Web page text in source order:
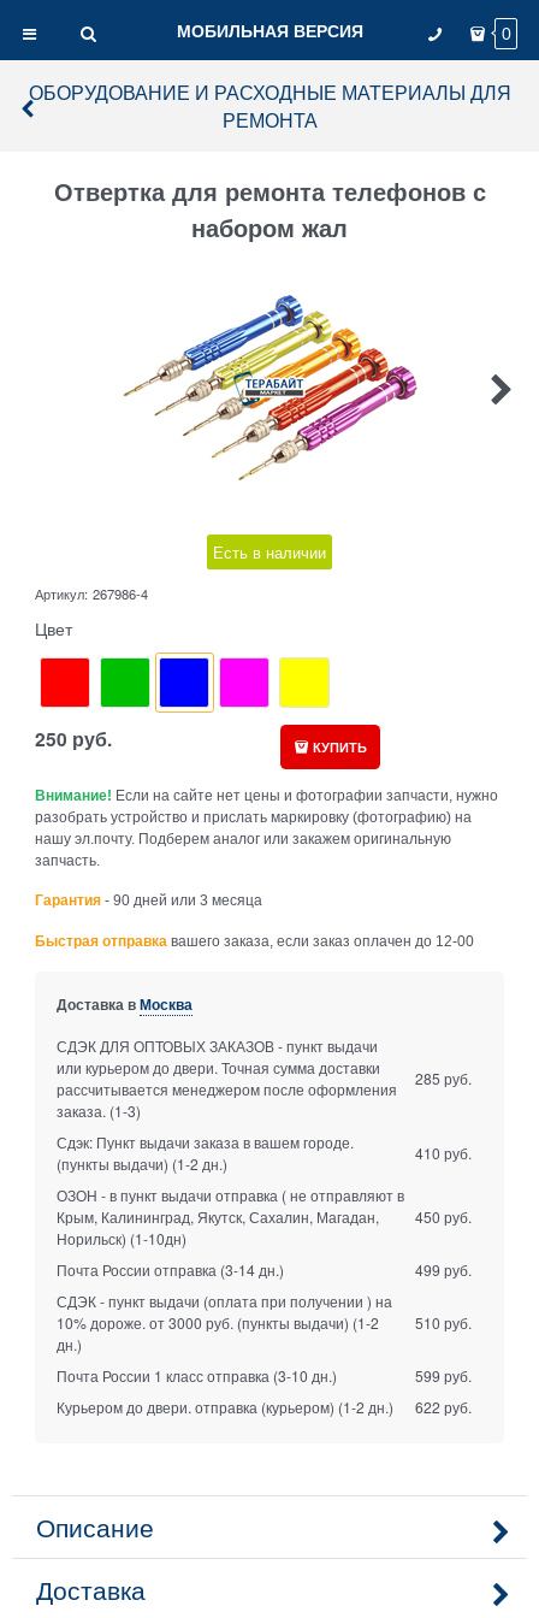
МОБИЛЬНАЯ ВЕРСИЯ 0
ОБОРУДОВАНИЕ И РАСХОДНЫЕ МАТЕРИАЛЫ ДЛЯ
РЕМОНТА
Отвертка для ремонта телефонов с
набором жал
Есть в наличии
Артикул: 267986-4
Цвет
250 руб. КУПИТЬ
Внимание! Если на сайте нет цены и фотографии запчасти, нужно
разобрать устройство и прислать маркировку (фотографию) на
нашу эл.почту. Подберем аналог или закажем оригинальную
запчасть.
Гарантия - 90 дней или 3 месяца
Быстрая отправка вашего заказа, если заказ оплачен до 12-00
Доставка вМосква
СДЭК ДЛЯ ОПТОВЫХ ЗАКАЗОВ - пункт выдачи
или курьером до двери. Точная сумма доставки
рассчитывается менеджером после оформления
заказа. (1-3)
285 руб.
Сдэк: Пункт выдачи заказа в вашем городе.
(пункты выдачи) (1-2 дн.)
410 руб.
ОЗОН - в пункт выдачи отправка ( не отправляют в
Крым, Калининград, Якутск, Сахалин, Магадан,
Норильск) (1-10дн)
450 руб.
Почта России отправка (3-14 дн.)
499 руб.
СДЭК - пункт выдачи (оплата при получении ) на
10% дороже. от 3000 руб. (пункты выдачи) (1-2
дн.)
510 руб.
Почта России 1 класс отправка (3-10 дн.)
599 руб.
Курьером до двери. отправка (курьером) (1-2 дн.) 622 руб.
Описание
Доставка